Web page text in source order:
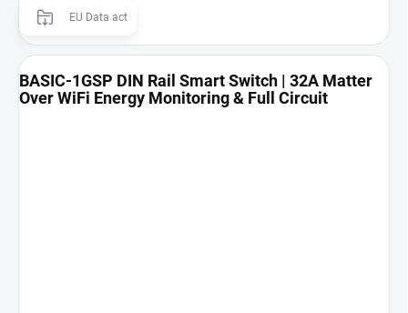
EU Data act
BASIC-1GSP DIN Rail Smart Switch | 32A Matter
Over WiFi Energy Monitoring & Full Circuit